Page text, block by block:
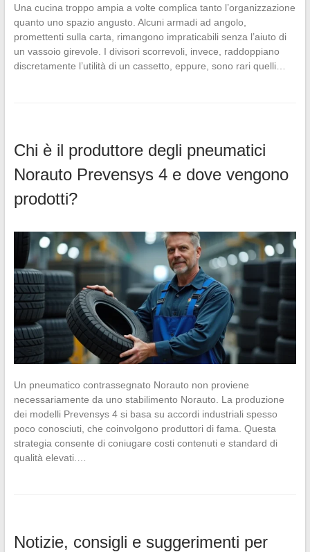
Una cucina troppo ampia a volte complica tanto l’organizzazione
quanto uno spazio angusto. Alcuni armadi ad angolo,
promettenti sulla carta, rimangono impraticabili senza l’aiuto di
un vassoio girevole. I divisori scorrevoli, invece, raddoppiano
discretamente l’utilità di un cassetto, eppure, sono rari quelli…
Chi è il produttore degli pneumatici
Norauto Prevensys 4 e dove vengono
prodotti?
Un pneumatico contrassegnato Norauto non proviene
necessariamente da uno stabilimento Norauto. La produzione
dei modelli Prevensys 4 si basa su accordi industriali spesso
poco conosciuti, che coinvolgono produttori di fama. Questa
strategia consente di coniugare costi contenuti e standard di
qualità elevati.…
Notizie, consigli e suggerimenti per